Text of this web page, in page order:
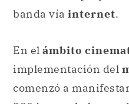
banda vía internet.
En el ámbito
implementación del
comenzó a